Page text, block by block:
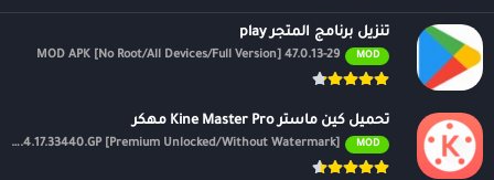
تنزيل برنامج المتجر play
MOD
47.0.13-29 MOD APK [No Root/All Devices/Full Version]
تحميل كين ماستر Kine Master Pro مهكر
MOD
APK v7.4.17.33440.GP [Premium Unlocked/Without Watermark]